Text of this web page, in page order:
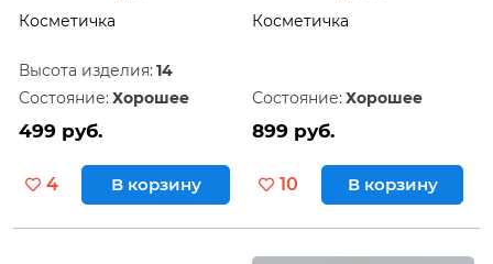
Косметичка
Высота изделия: 14
Состояние: Хорошее
499 руб.
4 В корзину
Косметичка
Состояние: Хорошее
899 руб.
10 В корзину